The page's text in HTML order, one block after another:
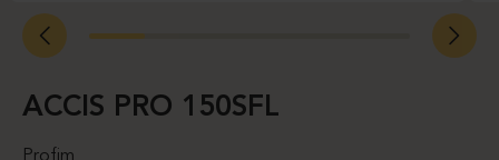
ACCIS PRO 150SFL